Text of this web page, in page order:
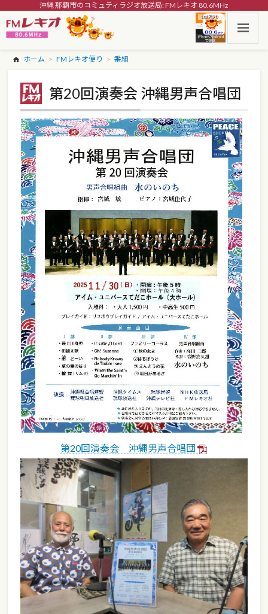
沖縄 那覇市のコミュティラジオ放送局: FMレキオ 80.6MHz
ホーム FMレキオ便り 番組
第20回演奏会 沖縄男声合唱団
第20回演奏会 沖縄男声合唱団